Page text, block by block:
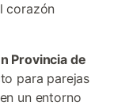
corazón
Provincia de
para parejas
un entorno